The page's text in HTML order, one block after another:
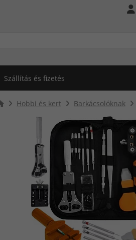
Szállítás és fizetés
Hobbi és kert Barkácsolóknak